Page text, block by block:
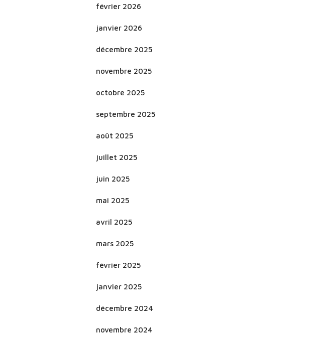
février 2026
janvier 2026
décembre 2025
novembre 2025
octobre 2025
septembre 2025
août 2025
juillet 2025
juin 2025
mai 2025
avril 2025
mars 2025
février 2025
janvier 2025
décembre 2024
novembre 2024